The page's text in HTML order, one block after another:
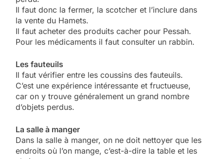
Il faut donc la fermer, la scotcher et l’inclure dans
la vente du Hamets.
Il faut acheter des produits cacher pour Pessah.
Pour les médicaments il faut consulter un rabbin.
Les fauteuils
Il faut vérifier entre les coussins des fauteuils.
C’est une expérience intéressante et fructueuse,
car on y trouve généralement un grand nombre
d’objets perdus.
La salle à manger
Dans la salle à manger, on ne doit nettoyer que les
endroits où l’on mange, c’est-à-dire la table et les